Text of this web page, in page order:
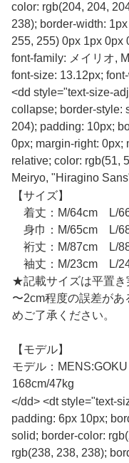
color: rgb(204, 204,
238); border-width:
255, 255) 0px 1px 0px
font-family: メイリオ,
font-size: 13.12px;
<dd style="text-size-
collapse; border-style:
204); padding: 10px;
0px; margin-right: 0px;
relative; color: rgb(51,
Meiryo, "Hiragino
【サイズ】
着丈：M/64cm L/
身巾：M/65cm L/
裄丈：M/87cm L/
袖丈：M/23cm L/
★記載サイズは平置き
〜2cm程度の誤差が
めご了承ください。
【モデル】
モデル：
168cm/47kg
</dd> <dt style="text-
padding: 6px 10px;
solid; border-color:
rgb(238, 238, 238);